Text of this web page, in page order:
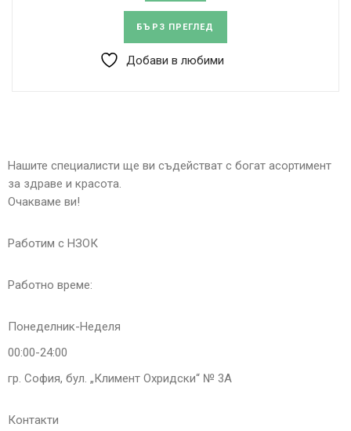
БЪРЗ ПРЕГЛЕД
Добави в любими
Нашите специалисти ще ви съдействат с богат асортимент
за здраве и красота.
Очакваме ви!
Работим с НЗОК
Работно време:
Понеделник-Неделя
00:00-24:00
гр. София, бул. „Климент Охридски“ № 3A
Контакти